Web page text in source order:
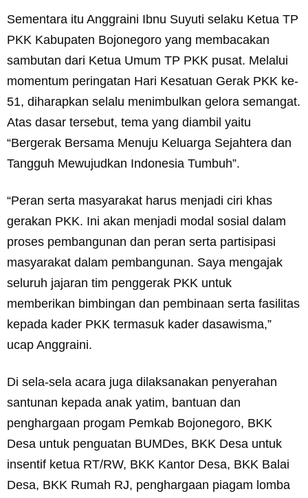
Sementara itu Anggraini Ibnu Suyuti selaku Ketua TP
PKK Kabupaten Bojonegoro yang membacakan
sambutan dari Ketua Umum TP PKK pusat. Melalui
momentum peringatan Hari Kesatuan Gerak PKK ke-
51, diharapkan selalu menimbulkan gelora semangat.
Atas dasar tersebut, tema yang diambil yaitu
“Bergerak Bersama Menuju Keluarga Sejahtera dan
Tangguh Mewujudkan Indonesia Tumbuh”.
“Peran serta masyarakat harus menjadi ciri khas
gerakan PKK. Ini akan menjadi modal sosial dalam
proses pembangunan dan peran serta partisipasi
masyarakat dalam pembangunan. Saya mengajak
seluruh jajaran tim penggerak PKK untuk
memberikan bimbingan dan pembinaan serta fasilitas
kepada kader PKK termasuk kader dasawisma,”
ucap Anggraini.
Di sela-sela acara juga dilaksanakan penyerahan
santunan kepada anak yatim, bantuan dan
penghargaan progam Pemkab Bojonegoro, BKK
Desa untuk penguatan BUMDes, BKK Desa untuk
insentif ketua RT/RW, BKK Kantor Desa, BKK Balai
Desa, BKK Rumah RJ, penghargaan piagam lomba